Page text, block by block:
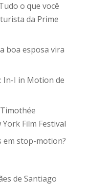
o que você
da Prime
boa esposa vira
In-I in Motion de
Film Festival
em stop-motion?
de Santiago